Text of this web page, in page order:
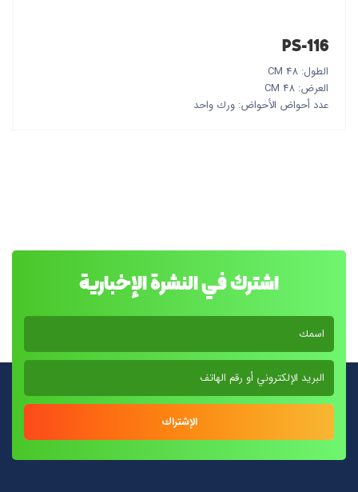
PS-116
الطول: 48 CM
العرض: 48 CM
عدد أحواض الأحواض: ورك واحد
اشترك في النشرة الإخبارية
الإشتراك